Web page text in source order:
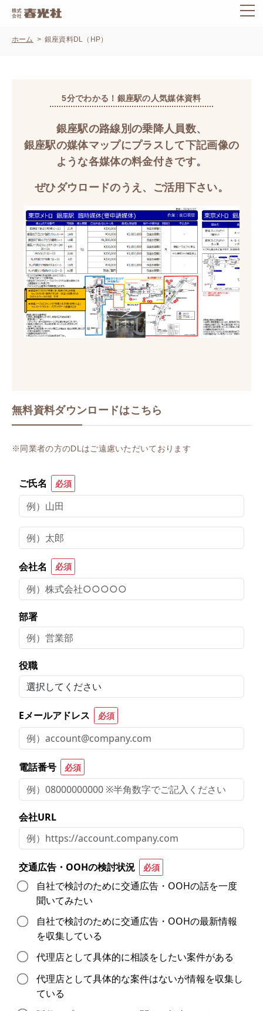
ホーム 銀座資料DL（HP）
5分でわかる！銀座駅の人気媒体資料
銀座駅の路線別の乗降人員数、
銀座駅の媒体マップにプラスして下記画像の
ような各媒体の料金付きです。
ぜひダウロードのうえ、ご活用下さい。
無料資料ダウンロードはこちら
※同業者の方のDLはご遠慮いただいております